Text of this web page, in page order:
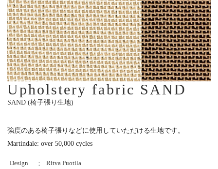
Upholstery fabric SAND
SAND (椅子張り生地)
強度のある椅子張りなどに使用していただける生地です。
Martindale: over 50,000 cycles
Design ：
Ritva Puotila